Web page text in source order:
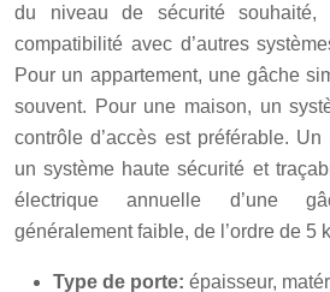
du niveau de sécurité
compatibilité avec d’autres
Pour un appartement, une gâche
souvent. Pour une maison, un
contrôle d’accès est préférable.
un système haute sécurité et
électrique annuelle d’une
généralement faible, de l’ordre de 5
Type de porte: épaisseur,